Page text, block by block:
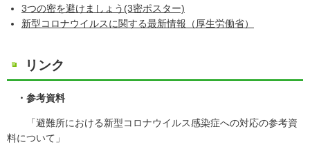
3つの密を避けましょう(3密ポスター)
新型コロナウイルスに関する最新情報（厚生労働省）
リンク
・参考資料
「避難所における新型コロナウイルス感染症への対応の参考資
料について」